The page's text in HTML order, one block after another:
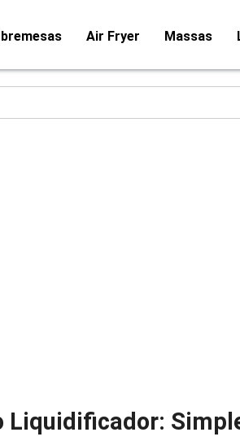
Air Fryer Massas
Liquidificador: